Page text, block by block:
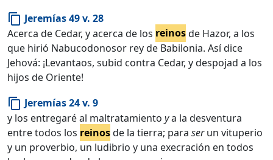
content_copy Jeremías 49 v. 28
Acerca de Cedar, y acerca de los reinosde Hazor, a los
que hirió Nabucodonosor rey de Babilonia. Así dice
Jehová: ¡Levantaos, subid contra Cedar, y despojad a los
hijos de Oriente!
content_copy Jeremías 24 v. 9
y los entregaré al maltratamiento ya la desventura
entre todos los reinosde la tierra; para serun vituperio
y un proverbio, un ludibrio y una execración en todos